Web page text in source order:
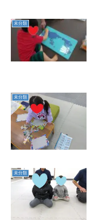
未分類
未分類
未分類